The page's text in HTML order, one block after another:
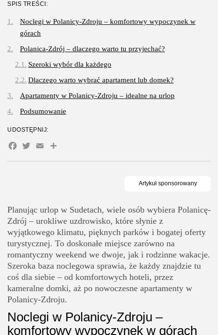
wybrać,...
POPULARNE KATEGORIE
Dom i Ogród
212 Artykułów
Budownictwo/Nieruchomości
Planując urlop w Sudetach, wiele osób wybiera Polanicę-
Zdrój – urokliwe uzdrowisko, które słynie z
wyjątkowego klimatu, pięknych parków i bogatej oferty
turystycznej. To doskonałe miejsce zarówno na
romantyczny weekend we dwoje, jak i rodzinne wakacje.
Szeroka baza noclegowa sprawia, że każdy znajdzie tu
coś dla siebie – od komfortowych hoteli, przez
kameralne domki, aż po nowoczesne apartamenty w
Polanicy-Zdroju.
Noclegi w Polanicy-Zdroju –
komfortowy wypoczynek w górach
SPIS TREŚCI:
Noclegi w Polanicy-Zdroju – komfortowy wypoczynek w
górach
Polanica-Zdrój – dlaczego warto tu przyjechać?
Szeroki wybór dla każdego
Dlaczego warto wybrać apartament lub domek?
Apartamenty w Polanicy-Zdroju – idealne na urlop
Podsumowanie
UDOSTĘPNIJ:
Facebook
Twitter
EmailShare